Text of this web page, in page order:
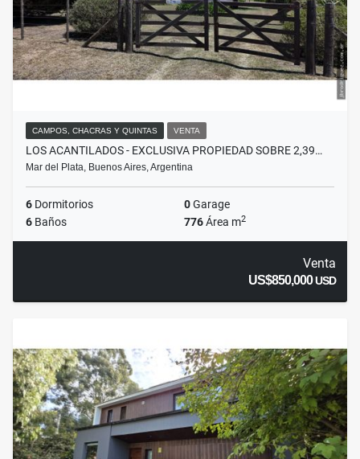
CAMPOS, CHACRAS Y QUINTAS VENTA
LOS ACANTILADOS - EXCLUSIVA PROPIEDAD SOBRE 2,39…
Mar del Plata, Buenos Aires, Argentina
6 Dormitorios 0Garage
6 Baños 776Área m2
Venta
US$850,000USD